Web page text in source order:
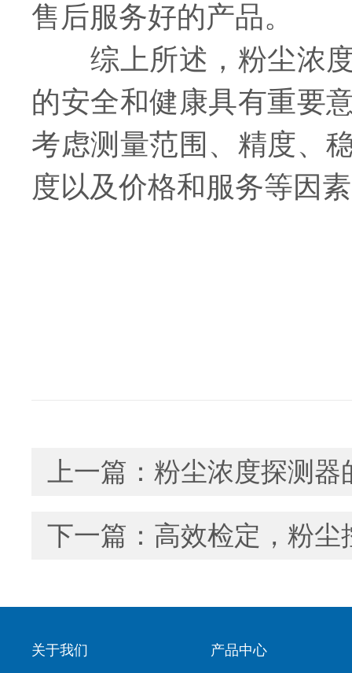
售后服务好的产品。
综上所述，粉尘浓度
的安全和健康具有重要
考虑测量范围、精度、
度以及价格和服务等因
上一篇： 粉尘浓度探测器
下一篇： 高效检定，粉尘
关于我们 产品中心